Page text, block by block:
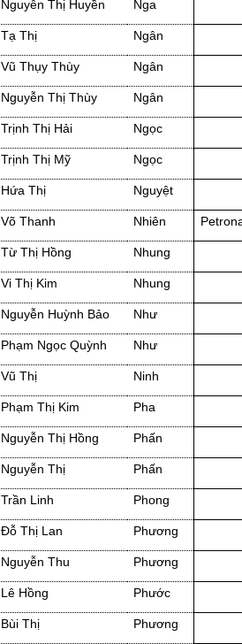
Nguyễn Thị Huyền Nga
Tạ Thị Ngân
Vũ Thụy Thùy Ngân
Nguyễn Thị Thùy Ngân
Trịnh Thị Hải Ngọc
Trịnh Thị Mỹ Ngọc
Hứa Thị Nguyệt
Võ Thanh Nhiên
Từ Thị Hồng Nhung
Vi Thị Kim Nhung
Nguyễn Huỳnh Bảo Như
Phạm Ngọc Quỳnh Như
Vũ Thị Ninh
Phạm Thị Kim Pha
Nguyễn Thị Hồng Phấn
Nguyễn Thị Phấn
Trần Linh Phong
Đỗ Thị Lan Phương
Nguyễn Thu Phương
Lê Hồng Phước
Bùi Thị Phương